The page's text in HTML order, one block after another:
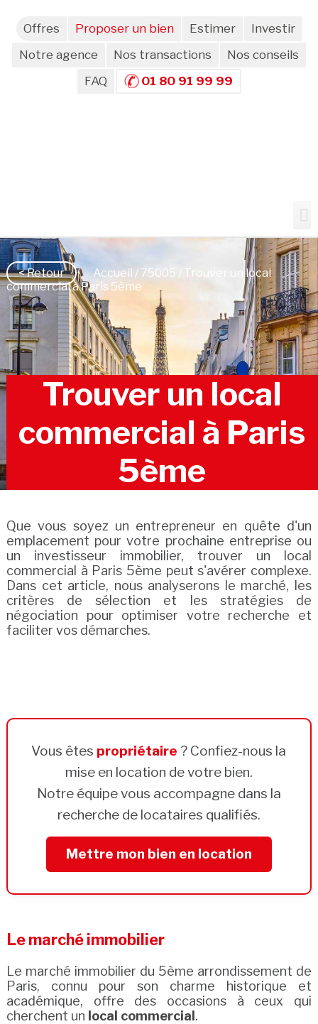
Offres Proposer un bien Estimer
Investir
Notre agence
Nos transactions
Nos conseils
FAQ
01 80 91 99 99
< Retour Accueil / 75005 / Trouver un local
commercial à Paris 5ème
Trouver un local
commercial à Paris
5ème
Que vous soyez un entrepreneur en quête d'un
emplacement pour votre prochaine entreprise ou
un investisseur immobilier, trouver un local
commercial à Paris 5ème peut s'avérer complexe.
Dans cet article, nous analyserons le marché, les
critères de sélection et les stratégies de
négociation pour optimiser votre recherche et
faciliter vos démarches.
Vous êtes propriétaire ? Confiez-nous la
mise en location de votre bien.
Notre équipe vous accompagne dans la
recherche de locataires qualifiés.
Mettre mon bien en location
Le marché immobilier
Le marché immobilier du 5ème arrondissement de
Paris, connu pour son charme historique et
académique, offre des occasions à ceux qui
cherchent un local commercial .